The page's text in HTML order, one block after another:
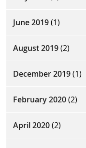
June 2019(1)
August 2019(2)
December 2019(1)
February 2020(2)
April 2020(2)